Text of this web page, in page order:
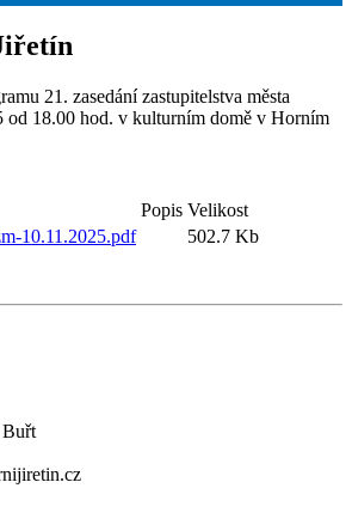
21. zasedání zastupitelstva města
od 18.00 hod. v kulturním domě v Horním
Popis Velikost
10.11.2025.pdf
502.7 Kb